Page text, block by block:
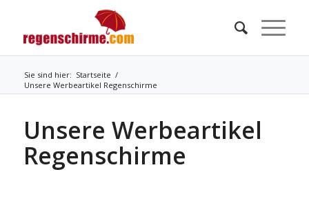
Sie sind hier: Startseite /
Unsere Werbeartikel Regenschirme
Unsere Werbeartikel
Regenschirme